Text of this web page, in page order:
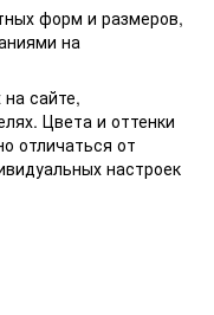
форм и размеров,
на
сайте,
Цвета и оттенки
отличаться от
настроек